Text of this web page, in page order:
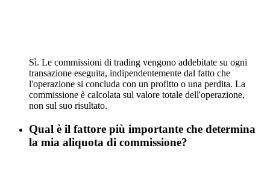
Sì. Le commissioni di trading vengono addebitate su ogni
transazione eseguita, indipendentemente dal fatto che
l'operazione si concluda con un profitto o una perdita. La
commissione è calcolata sul valore totale dell'operazione,
non sul suo risultato.
Qual è il fattore più importante che determina
la mia aliquota di commissione?